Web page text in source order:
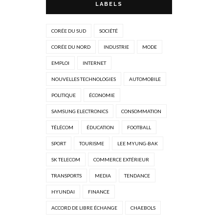
LABELS
CORÉE DU SUD SOCIÉTÉ
CORÉE DU NORD INDUSTRIE MODE
EMPLOI INTERNET
NOUVELLES TECHNOLOGIES AUTOMOBILE
POLITIQUE ÉCONOMIE
SAMSUNG ELECTRONICS CONSOMMATION
TÉLÉCOM ÉDUCATION FOOTBALL
SPORT TOURISME LEE MYUNG-BAK
SK TELECOM COMMERCE EXTÉRIEUR
TRANSPORTS MEDIA TENDANCE
HYUNDAI FINANCE
ACCORD DE LIBRE ÉCHANGE CHAEBOLS